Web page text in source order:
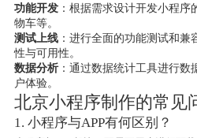
功能开发：根据需求设计开发小程序
物车等。
测试上线：进行全面的功能测试和兼
性与可用性。
数据分析：通过数据统计工具进行数
户体验。
北京小程序制作的常见
1. 小程序与APP有何区别？